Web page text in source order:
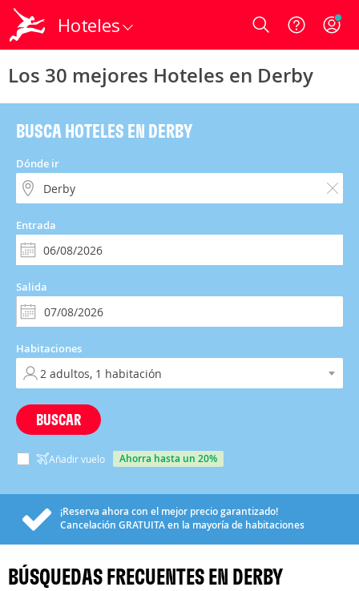
Hoteles Login
Los 30 mejores Hoteles en Derby
BUSCA HOTELES EN DERBY
Dónde ir
Entrada
Salida
Habitaciones
BUSCAR
Añadir vuelo ahorra hasta un 20%
¡Reserva ahora con el mejor precio garantizado!
Cancelación GRATUITAen la mayoría de habitaciones
BÚSQUEDAS FRECUENTES EN DERBY